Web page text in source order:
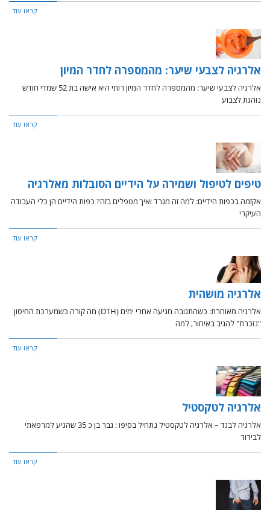
קראו עוד
אלרגיה לצבעי שיער: מהמספרה לחדר המיון
אלרגיה לצבעי שיער: מהמספרה לחדר המיון רותי היא אישה בת 52 שמדי חודש
נוהגת לצבוע
קראו עוד
טיפים לטיפול ושמירה על הידיים הסובלות מאלרגיה
אקזמה בכפות הידיים: למה זה מגרד ואיך מטפלים בזה? כפות הידיים הן כלי העבודה
העיקרי
קראו עוד
אלרגיה מושהית
אלרגיה מאוחרת: כשהתגובה מגיעה אחרי ימים (DTH) מה קורה כשמערכת החיסון
"נזכרת" להגיב באיחור, למה
קראו עוד
אלרגיה לטקסטיל
אלרגיה לבגד – אלרגיה לטקסטיל נתחיל בסיפו : גבר בן כ 35 שהגיע למרפאתי
לבירור
קראו עוד